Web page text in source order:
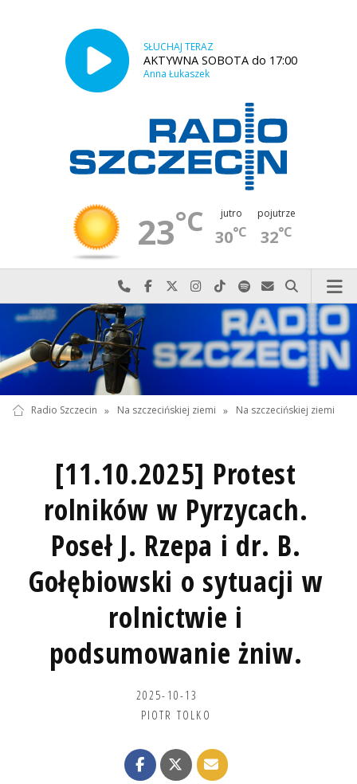
SŁUCHAJ TERAZ
AKTYWNA SOBOTA do 17:00
Anna Łukaszek
23°C jutro
30°C
pojutrze
32°C
Najlepiej po prostu do nas zadzwoń
Odwiedź nas na Facebook-u
Odwiedź nas na X
Odwiedź nas na Instagram-ie
Odwiedź nas na TikTok-u
Szukaj nas na Spotify
Wyślij do nas
Szukaj
Radio Szczecin » Na szczecińskiej ziemi » Na szczecińskiej ziemi
[11.10.2025] Protest
rolników w Pyrzycach.
Poseł J. Rzepa i dr. B.
Gołębiowski o sytuacji w
rolnictwie i
podsumowanie żniw.
2025-10-13
PIOTR TOLKO